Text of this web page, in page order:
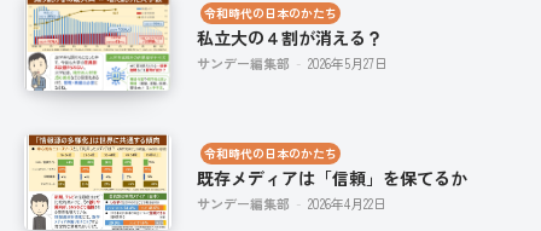
令和時代の日本のかたち
私立大の４割が消える？
サンデー編集部 - 2026年5月27日
令和時代の日本のかたち
既存メディアは「信頼」を保てるか
サンデー編集部 - 2026年4月22日